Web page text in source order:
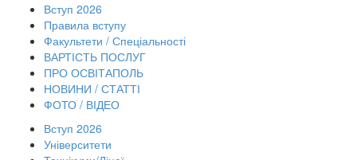
Вступ 2026
Правила вступу
Факультети / Спеціальності
ВАРТІСТЬ ПОСЛУГ
ПРО ОСВІТАПОЛЬ
НОВИНИ / СТАТТІ
ФОТО / ВІДЕО
Вступ 2026
Університети